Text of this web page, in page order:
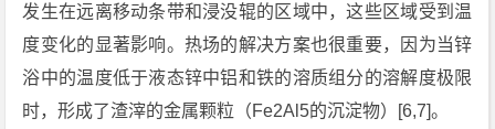
发生在远离移动条带和浸没辊的区域中，这些区域受到温
度变化的显著影响。热场的解决方案也很重要，因为当锌
浴中的温度低于液态锌中铝和铁的溶质组分的溶解度极限
时，形成了渣滓的金属颗粒（Fe2Al5的沉淀物）[6,7]。